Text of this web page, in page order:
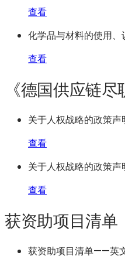
查看
化学品与材料的使用
查看
《德国供应链尽
关于人权战略的政策声
查看
关于人权战略的政策
查看
获资助项目清单
获资助项目清单——英